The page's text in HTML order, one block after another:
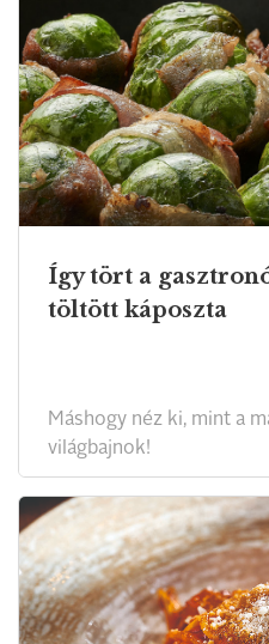
Így tört a
töltött káposzta
Máshogy néz ki, mint a
világbajnok!